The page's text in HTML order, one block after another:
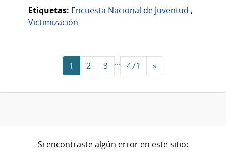
Etiquetas: Encuesta Nacional de Juventud ,
Victimización
1 2 3 ... 471 »
Si encontraste algún error en este sitio: